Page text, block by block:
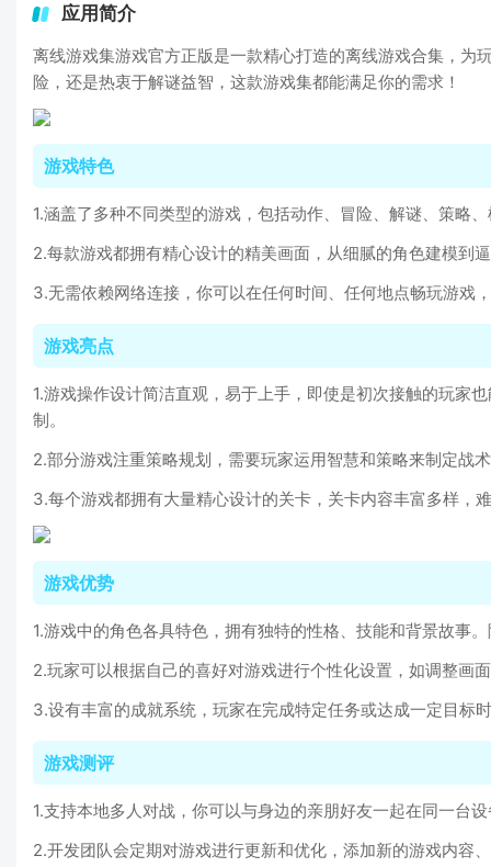
应用简介
离线游戏集游戏官方正版是一款精心打造的离线游戏合集，为
险，还是热衷于解谜益智，这款游戏集都能满足你的需求！
游戏特色
1.涵盖了多种不同类型的游戏，包括动作、冒险、解谜、策略
2.每款游戏都拥有精心设计的精美画面，从细腻的角色建模到
3.无需依赖网络连接，你可以在任何时间、任何地点畅玩游戏
游戏亮点
1.游戏操作设计简洁直观，易于上手，即使是初次接触的玩家
制。
2.部分游戏注重策略规划，需要玩家运用智慧和策略来制定战
3.每个游戏都拥有大量精心设计的关卡，关卡内容丰富多样，
游戏优势
1.游戏中的角色各具特色，拥有独特的性格、技能和背景故事
2.玩家可以根据自己的喜好对游戏进行个性化设置，如调整画
3.设有丰富的成就系统，玩家在完成特定任务或达成一定目标
游戏测评
1.支持本地多人对战，你可以与身边的亲朋好友一起在同一台
2.开发团队会定期对游戏进行更新和优化，添加新的游戏内容